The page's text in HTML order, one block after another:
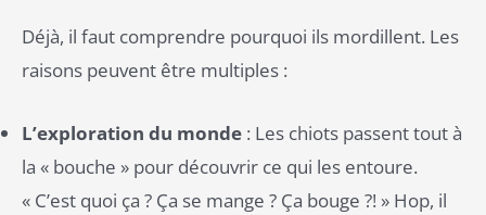
Déjà, il faut comprendre pourquoi ils mordillent. Les
raisons peuvent être multiples :
L’exploration du monde : Les chiots passent tout à
la « bouche » pour découvrir ce qui les entoure.
« C’est quoi ça ? Ça se mange ? Ça bouge ?! » Hop, il